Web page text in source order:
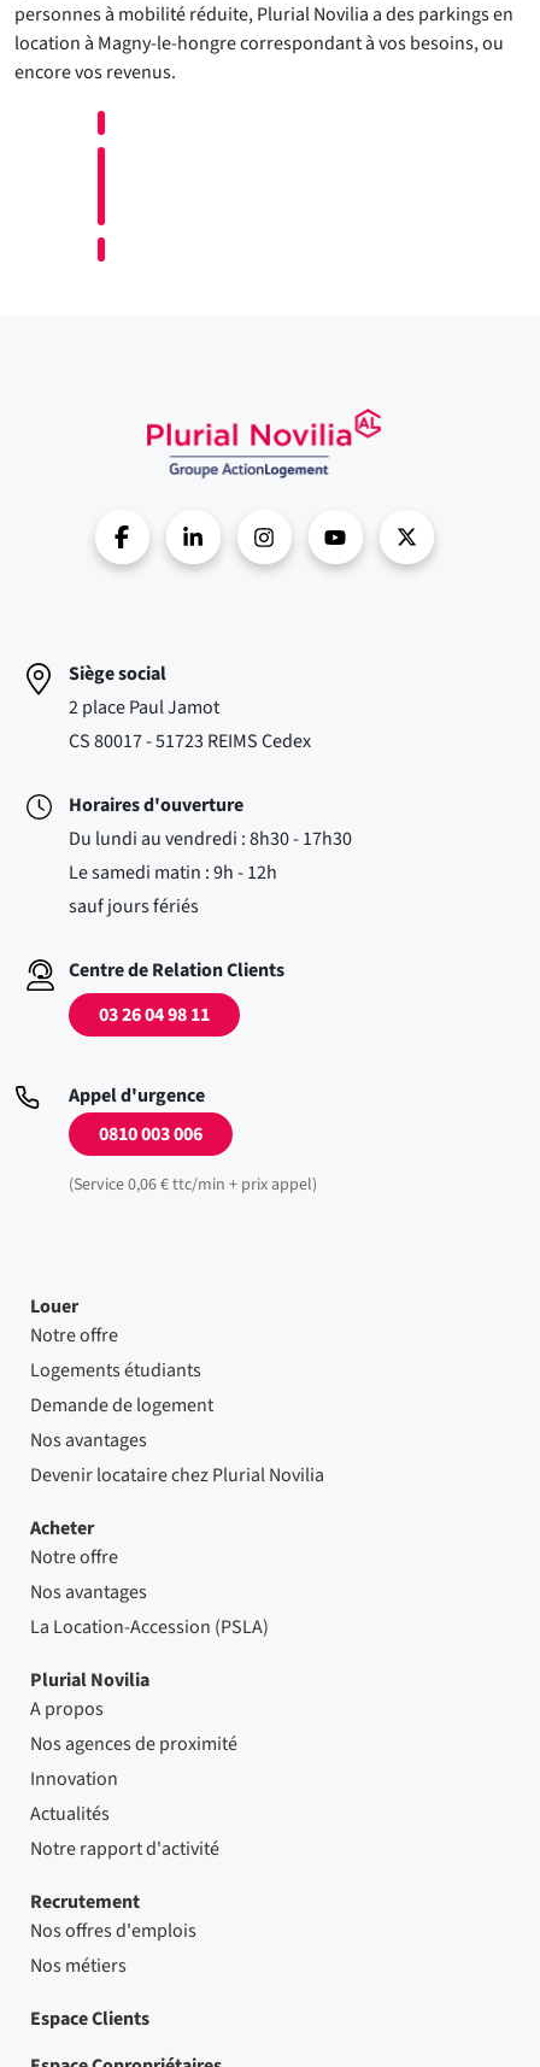
personnes à mobilité réduite, Plurial Novilia a des parkings en
location à Magny-le-hongre correspondant à vos besoins, ou
encore vos revenus.
Siège social
2 place Paul Jamot
CS 80017 - 51723 REIMS Cedex
Horaires d'ouverture
Du lundi au vendredi : 8h30 - 17h30
Le samedi matin : 9h - 12h
sauf jours fériés
Centre de Relation Clients
03 26 04 98 11
Appel d'urgence
0810 003 006
(Service 0,06 € ttc/min + prix appel)
Louer
Notre offre
Logements étudiants
Demande de logement
Nos avantages
Devenir locataire chez Plurial Novilia
Acheter
Notre offre
Nos avantages
La Location-Accession (PSLA)
Plurial Novilia
A propos
Nos agences de proximité
Innovation
Actualités
Notre rapport d'activité
Recrutement
Nos offres d'emplois
Nos métiers
Espace Clients